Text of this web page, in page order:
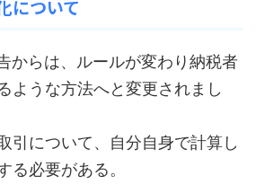
について
からは、ルールが変わり納税者
ような方法へと変更されまし
引について、自分自身で計算し
る必要がある。